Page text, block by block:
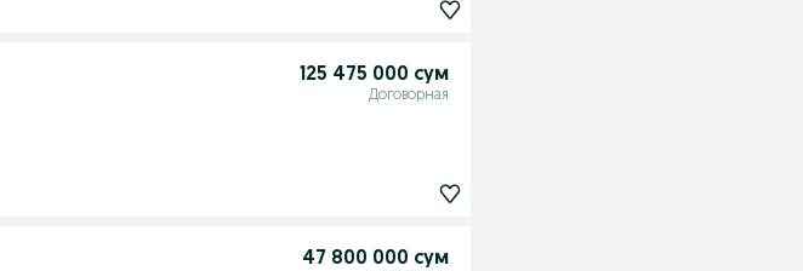
125 475 000 сум
Договорная
47 800 000 сум